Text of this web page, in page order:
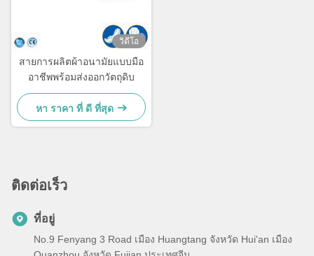
วิดีโอ
สายการผลิตผ้าอนามัยแบบมือ
อาชีพพร้อมส่งออกวัตถุดิบ
หา ราคา ที่ ดี ที่สุด
ติดต่อเร็ว
ที่อยู่
No.9 Fenyang 3 Road เมือง Huangtang จังหวัด Hui'an เมือง